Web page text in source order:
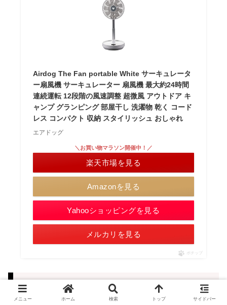
Airdog The Fan portable White サーキュレータ
ー扇風機 サーキュレーター 扇風機 最大約24時間
連続運転 12段階の風速調整 超微風 アウトドア キ
ャンプ グランピング 部屋干し 洗濯物 乾く コード
レス コンパクト 収納 スタイリッシュ おしゃれ
エアドッグ
Amazonを見る
＼お買い物マラソン開催中！／
楽天市場を見る
Yahooショッピングを見る
メルカリを見る
ポチップ
まとめ
メニュー ホーム 検索 トップ サイドバー